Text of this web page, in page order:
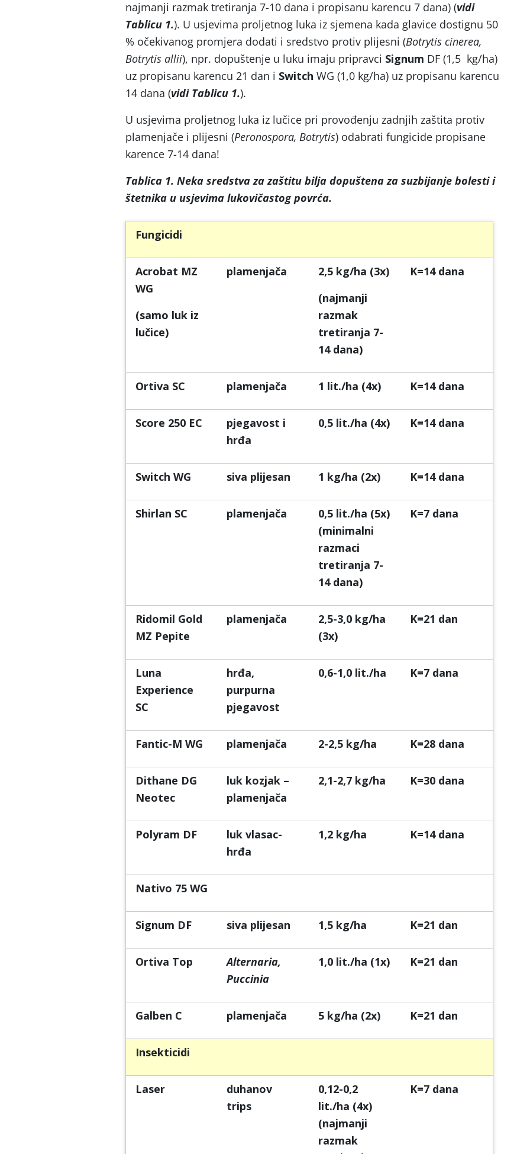
najmanji razmak tretiranja 7-10 dana i propisanu karencu 7 dana) (vidi
Tablicu 1.). U usjevima proljetnog luka iz sjemena kada glavice dostignu 50
% očekivanog promjera dodati i sredstvo protiv plijesni (Botrytis cinerea,
Botrytis allii), npr. dopuštenje u luku imaju pripravci Signum DF (1,5 kg/ha)
uz propisanu karencu 21 dan i Switch WG (1,0 kg/ha) uz propisanu karencu
14 dana (vidi Tablicu 1.).
U usjevima proljetnog luka iz lučice pri provođenju zadnjih zaštita protiv
plamenjače i plijesni (Peronospora, Botrytis) odabrati fungicide propisane
karence 7-14 dana!
Tablica 1. Neka sredstva za zaštitu bilja dopuštena za suzbijanje bolesti i
štetnika u usjevima lukovičastog povrća.
Fungicidi
Acrobat MZ
WG
(samo luk iz
lučice)
plamenjača
2,5 kg/ha (3x)
(najmanji
razmak
tretiranja 7-
14 dana)
K=14 dana
Ortiva SC plamenjača 1 lit./ha (4x) K=14 dana
Score 250 EC
pjegavost i
hrđa
0,5 lit./ha (4x) K=14 dana
Switch WG siva plijesan 1 kg/ha (2x) K=14 dana
Shirlan SC plamenjača
0,5 lit./ha (5x)
(minimalni
razmaci
tretiranja 7-
14 dana)
K=7 dana
Ridomil Gold
MZ Pepite
plamenjača
2,5-3,0 kg/ha
(3x)
K=21 dan
Luna
Experience
SC
hrđa,
purpurna
pjegavost
0,6-1,0 lit./ha K=7 dana
Fantic-M WG plamenjača 2-2,5 kg/ha K=28 dana
Dithane DG
Neotec
luk kozjak –
plamenjača
2,1-2,7 kg/ha K=30 dana
Polyram DF
luk vlasac-
hrđa
1,2 kg/ha K=14 dana
Nativo 75 WG
Signum DF siva plijesan 1,5 kg/ha K=21 dan
Ortiva Top
Alternaria,
Puccinia
1,0 lit./ha (1x) K=21 dan
Galben C plamenjača 5 kg/ha (2x) K=21 dan
Insekticidi
Laser
duhanov
trips
0,12-0,2
lit./ha (4x)
(najmanji
razmak
K=7 dana